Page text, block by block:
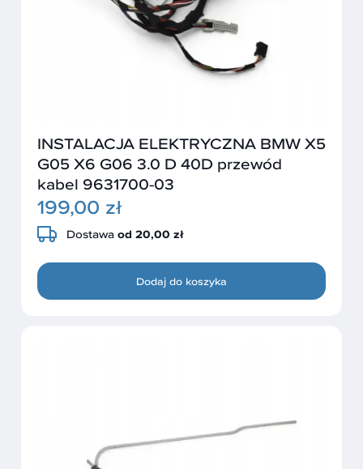
INSTALACJA ELEKTRYCZNA BMW X5
G05 X6 G06 3.0 D 40D przewód
kabel 9631700-03
199,00 zł
Dostawa od 20,00 zł
Dodaj do koszyka